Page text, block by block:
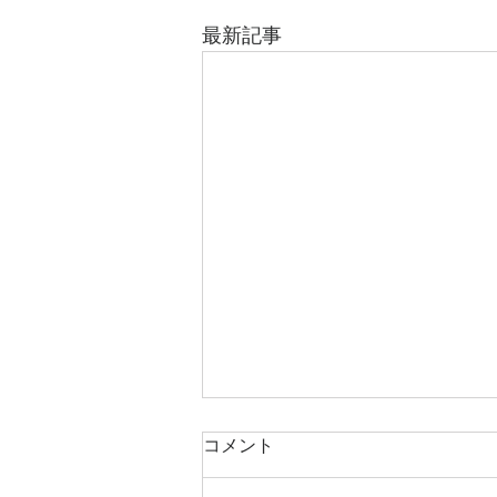
最新記事
書簡 その219 ライブを終
コメント